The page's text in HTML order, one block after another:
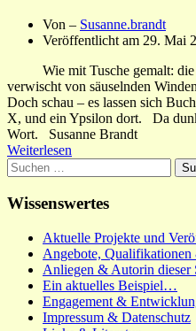
Von – Susanne.brandt
Veröffentlicht am 29. Mai
Wie mit Tusche gemalt: die
verwischt von säuselnden
Doch schau – es lassen sich
X, und ein Ypsilon dort. Da
Wort. Susanne Brandt
Weiterlesen
Suchen
nach:
Wissenswertes
Aktuelle Projekte und
Angebote,
Anliegen & Autorin dieser
Ein aktuelles Beispiel…
Engagement &
Impressum & Datenschutz